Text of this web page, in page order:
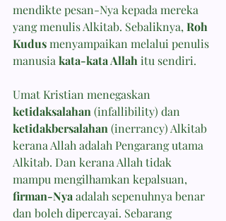
mendikte pesan-Nya kepada mereka
yang menulis Alkitab. Sebaliknya, Roh
Kudus menyampaikan melalui penulis
manusia kata-kata Allah itu sendiri.
Umat Kristian menegaskan
ketidaksalahan (infallibility) dan
ketidakbersalahan (inerrancy) Alkitab
kerana Allah adalah Pengarang utama
Alkitab. Dan kerana Allah tidak
mampu mengilhamkan kepalsuan,
firman-Nya adalah sepenuhnya benar
dan boleh dipercayai. Sebarang